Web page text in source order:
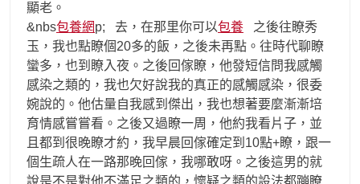
顯老。
&nbs包養網p; 去，在那里你可以包養 之後往瞭秀
玉，我也點瞭個20多的飯，之後未再點。往時代聊瞭
蠻多，也到瞭入夜。之後回傢瞭，他發短信問我感觸
感染之類的，我也欠好說我的真正的感觸感染，很委
婉說的。他估量自我感到傑出，我也想著要麼漸漸培
育情感嘗嘗看。之後又過瞭一周，他約我看片子，並
且都到很晚瞭才約，我早晨回傢確定到10點+瞭，跟一
個生疏人在一路那晚回傢，我哪敢呀。之後這男的就
說是不是對他不滿足之類的，懷疑之類的設法都蹦瞭